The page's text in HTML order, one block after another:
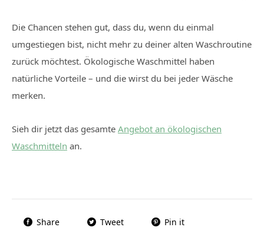
Die Chancen stehen gut, dass du, wenn du einmal
umgestiegen bist, nicht mehr zu deiner alten Waschroutine
zurück möchtest. Ökologische Waschmittel haben
natürliche Vorteile – und die wirst du bei jeder Wäsche
merken.
Sieh dir jetzt das gesamte Angebot an ökologischen
Waschmitteln an.
Share Tweet Pin it